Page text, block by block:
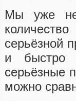
Мы уже
серьёзной
и быстро
серьёзные
можно